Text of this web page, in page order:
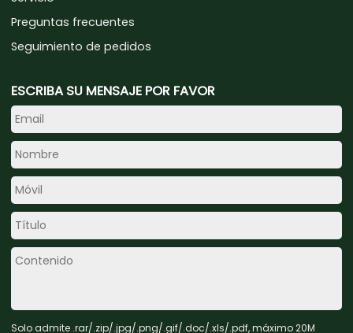
Preguntas frecuentes
Seguimiento de pedidos
ESCRIBA SU MENSAJE POR FAVOR
Solo admite .rar/.zip/.jpg/.png/.gif/.doc/.xls/.pdf, máximo 20M